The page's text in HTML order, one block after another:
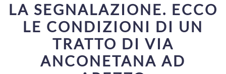
LA SEGNALAZIONE. ECCO
LE CONDIZIONI DI UN
TRATTO DI VIA
ANCONETANA AD